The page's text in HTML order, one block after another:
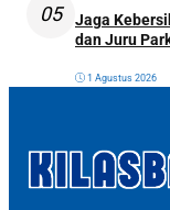
05
Jaga
dan Juru
1 Agustus 2026